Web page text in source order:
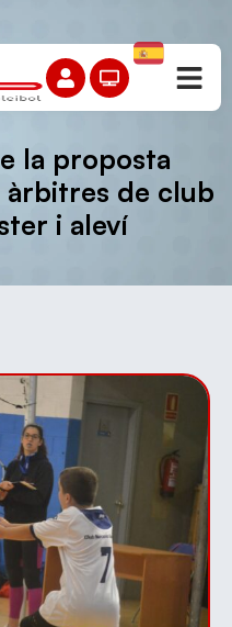
la proposta
de club
i aleví